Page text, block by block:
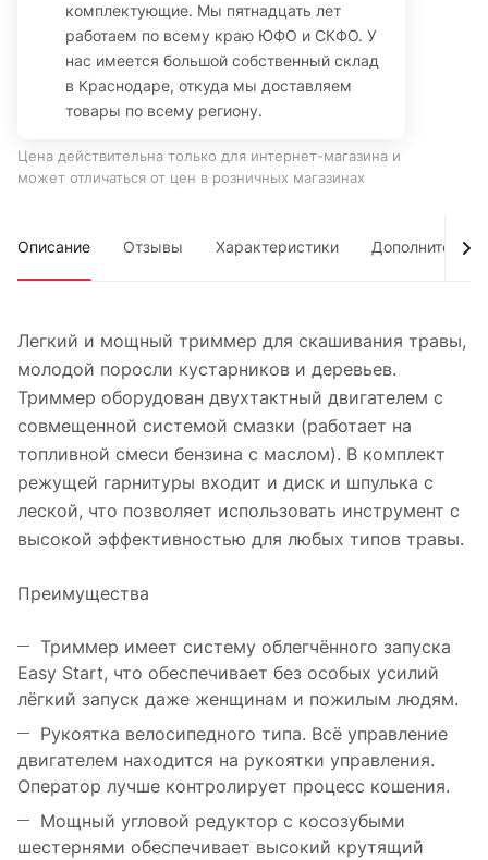
комплектующие. Мы пятнадцать лет
работаем по всему краю ЮФО и СКФО. У
нас имеется большой собственный склад
в Краснодаре, откуда мы доставляем
товары по всему региону.
Цена действительна только для интернет-магазина и
может отличаться от цен в розничных магазинах
Описание Отзывы Характеристики Дополнительно
Легкий и мощный триммер для скашивания травы,
молодой поросли кустарников и деревьев.
Триммер оборудован двухтактный двигателем с
совмещенной системой смазки (работает на
топливной смеси бензина с маслом). В комплект
режущей гарнитуры входит и диск и шпулька с
леской, что позволяет использовать инструмент с
высокой эффективностью для любых типов травы.
Преимущества
Триммер имеет систему облегчённого запуска
Easy Start, что обеспечивает без особых усилий
лёгкий запуск даже женщинам и пожилым людям.
Рукоятка велосипедного типа. Всё управление
двигателем находится на рукоятки управления.
Оператор лучше контролирует процесс кошения.
Мощный угловой редуктор с косозубыми
шестернями обеспечивает высокий крутящий